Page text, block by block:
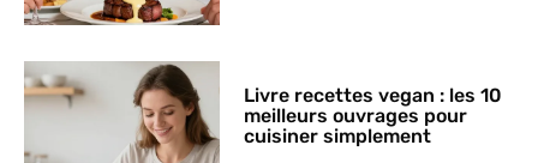
Livre recettes vegan : les 10
meilleurs ouvrages pour
cuisiner simplement